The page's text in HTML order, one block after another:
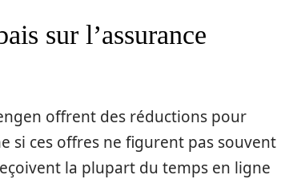
sur l’assurance
offrent des réductions pour
si ces offres ne figurent pas souvent
la plupart du temps en ligne